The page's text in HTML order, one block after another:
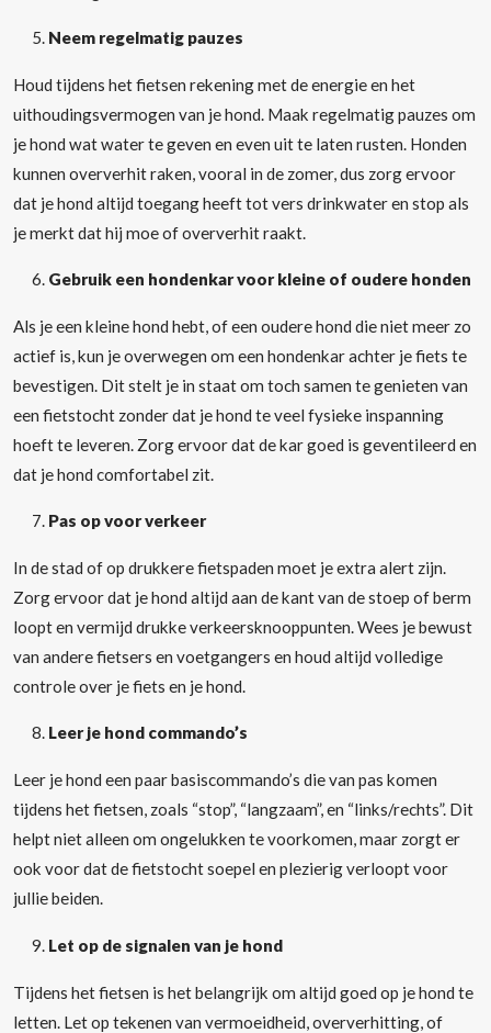
Neem regelmatig pauzes
Houd tijdens het fietsen rekening met de energie en het
uithoudingsvermogen van je hond. Maak regelmatig pauzes om
je hond wat water te geven en even uit te laten rusten. Honden
kunnen oververhit raken, vooral in de zomer, dus zorg ervoor
dat je hond altijd toegang heeft tot vers drinkwater en stop als
je merkt dat hij moe of oververhit raakt.
Gebruik een hondenkar voor kleine of oudere honden
Als je een kleine hond hebt, of een oudere hond die niet meer zo
actief is, kun je overwegen om een hondenkar achter je fiets te
bevestigen. Dit stelt je in staat om toch samen te genieten van
een fietstocht zonder dat je hond te veel fysieke inspanning
hoeft te leveren. Zorg ervoor dat de kar goed is geventileerd en
dat je hond comfortabel zit.
Pas op voor verkeer
In de stad of op drukkere fietspaden moet je extra alert zijn.
Zorg ervoor dat je hond altijd aan de kant van de stoep of berm
loopt en vermijd drukke verkeersknooppunten. Wees je bewust
van andere fietsers en voetgangers en houd altijd volledige
controle over je fiets en je hond.
Leer je hond commando’s
Leer je hond een paar basiscommando’s die van pas komen
tijdens het fietsen, zoals “stop”, “langzaam”, en “links/rechts”. Dit
helpt niet alleen om ongelukken te voorkomen, maar zorgt er
ook voor dat de fietstocht soepel en plezierig verloopt voor
jullie beiden.
Let op de signalen van je hond
Tijdens het fietsen is het belangrijk om altijd goed op je hond te
letten. Let op tekenen van vermoeidheid, oververhitting, of